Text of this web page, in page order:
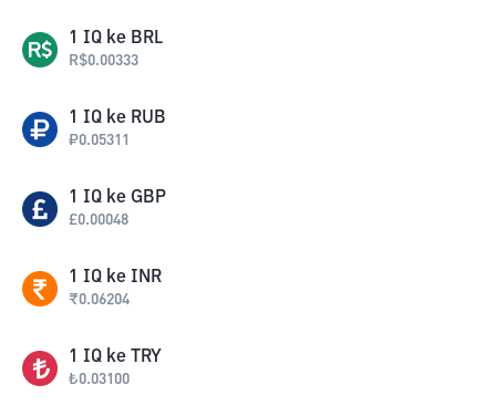
1 IQ ke BRL
R$0.00333
1 IQ ke RUB
₽0.05311
1 IQ ke GBP
£0.00048
1 IQ ke INR
₹0.06204
1 IQ ke TRY
₺0.03100